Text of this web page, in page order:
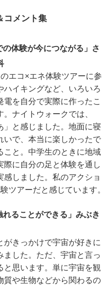
コメント集
の体験が今につながる」さ
エコ×エネ体験ツアーに参
ハイキングなど、いろいろ
を自分で実際に作ったこ
ナイトウォークでは、
」と感じました。地面に寝
いで、本当に楽しかったで
こと。中学生のときに地域
際に自分の足と体験を通し
しました。私のアクショ
ツアーだと感じています。
れることができる」みぶき
きっかけで宇宙が好きに
ました。ただ、宇宙と言っ
と思います。単に宇宙を観
質や生物などから関わるの